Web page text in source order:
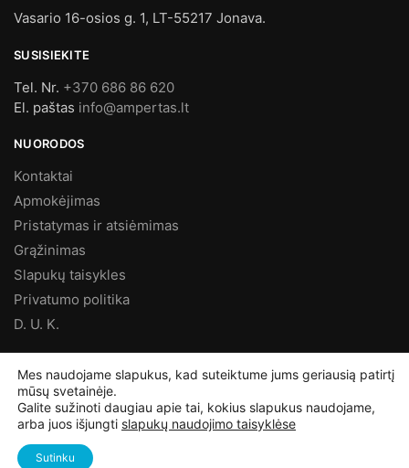
Vasario 16-osios g. 1, LT-55217 Jonava.
SUSISIEKITE
Tel. Nr. +370 686 86 620
El. paštas info@ampertas.lt
NUORODOS
Kontaktai
Apmokėjimas
Pristatymas ir atsiėmimas
Grąžinimas
Slapukų taisykles
Privatumo politika
D. U. K.
©Ampertas.lt2025, Visos teisės saugomos
Mes naudojame slapukus, kad suteiktume jums geriausią patirtį
mūsų svetainėje.
Galite sužinoti daugiau apie tai, kokius slapukus naudojame,
arba juos išjungti slapukų naudojimo taisyklėse
Sutinku